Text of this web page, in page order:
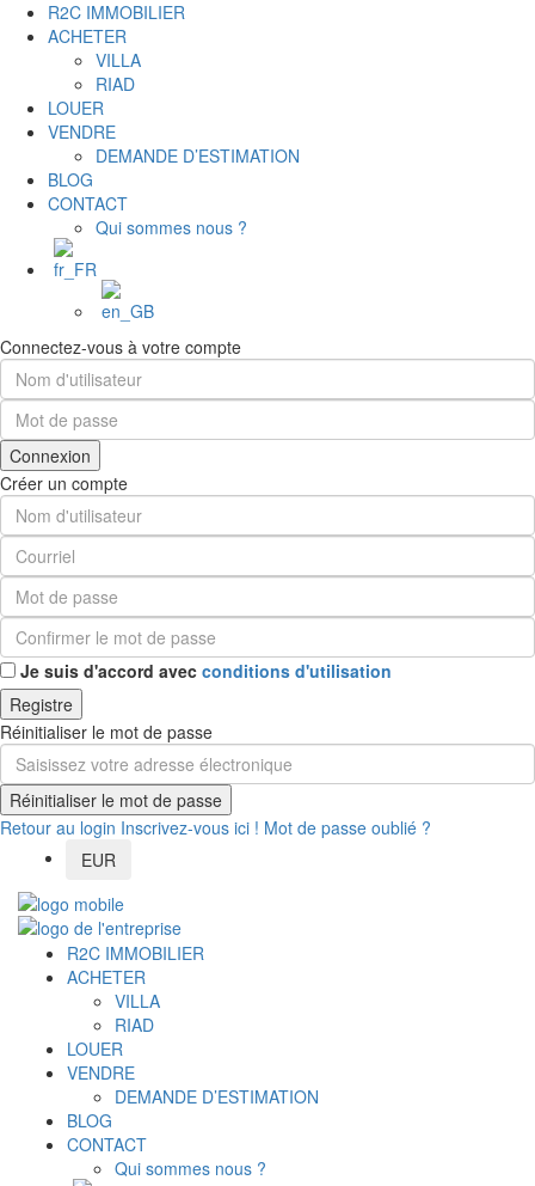
R2C IMMOBILIER
ACHETER
VILLA
RIAD
LOUER
VENDRE
DEMANDE D’ESTIMATION
BLOG
CONTACT
Qui sommes nous ?
Connectez-vous à votre compte
Connexion
Créer un compte
Je suis d'accord avec conditions d'utilisation
Registre
Réinitialiser le mot de passe
Réinitialiser le mot de passe
Retour au login Inscrivez-vous ici ! Mot de passe oublié ?
EUR
R2C IMMOBILIER
ACHETER
VILLA
RIAD
LOUER
VENDRE
DEMANDE D’ESTIMATION
BLOG
CONTACT
Qui sommes nous ?